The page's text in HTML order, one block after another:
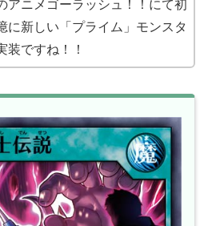
アニメゴーラッシュ！！にて初
に新しい「プライム」モンスタ
装ですね！！